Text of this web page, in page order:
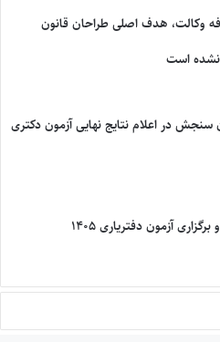
وکالت، هدف اصلی طراحان قانون
است
سنجش در اعلام نتایج نهایی آزمون دکتری
آزمون دفتریاری ۱۴۰۵